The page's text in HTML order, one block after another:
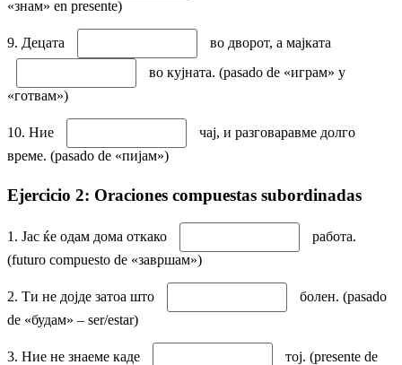
«знам» en presente)
9. Децата
во дворот, а мајката
во кујната. (pasado de «играм» y
«готвам»)
10. Ние
чај, и разговаравме долго
време. (pasado de «пијам»)
Ejercicio 2: Oraciones compuestas subordinadas
1. Јас ќе одам дома откако
работа.
(futuro compuesto de «завршам»)
2. Ти не дојде затоа што
болен. (pasado
de «будам» – ser/estar)
3. Ние не знаеме каде
тој. (presente de